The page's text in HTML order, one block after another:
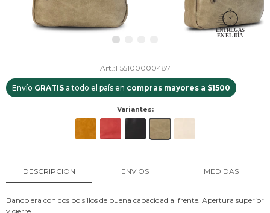
1155100000487
Envío GRATIS a todo el país en compras mayores a $1500
Variantes:
DESCRIPCION ENVIOS MEDIDAS
Bandolera con dos bolsillos de buena capacidad al frente. Apertura superior
y cierre.